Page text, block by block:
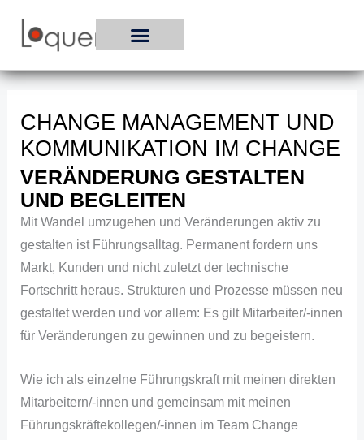
Inhalt
CHANGE MANAGEMENT UND
KOMMUNIKATION IM CHANGE
VERÄNDERUNG GESTALTEN
UND BEGLEITEN
Mit Wandel umzugehen und Veränderungen aktiv zu
gestalten ist Führungsalltag. Permanent fordern uns
Markt, Kunden und nicht zuletzt der technische
Fortschritt heraus. Strukturen und Prozesse müssen neu
gestaltet werden und vor allem: Es gilt Mitarbeiter/-innen
für Veränderungen zu gewinnen und zu begeistern.
Wie ich als einzelne Führungskraft mit meinen direkten
Mitarbeitern/-innen und gemeinsam mit meinen
Führungskräftekollegen/-innen im Team Change